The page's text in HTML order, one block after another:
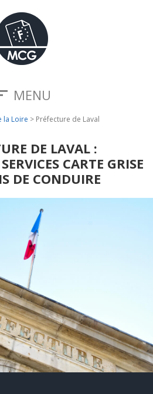
MENU
la Loire > Préfecture de Laval
DE LAVAL :
CARTE GRISE
DE CONDUIRE